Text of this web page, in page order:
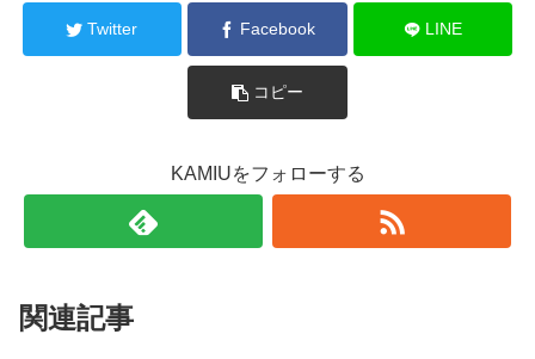
Twitter Facebook LINE
コピー
KAMIUをフォローする
関連記事